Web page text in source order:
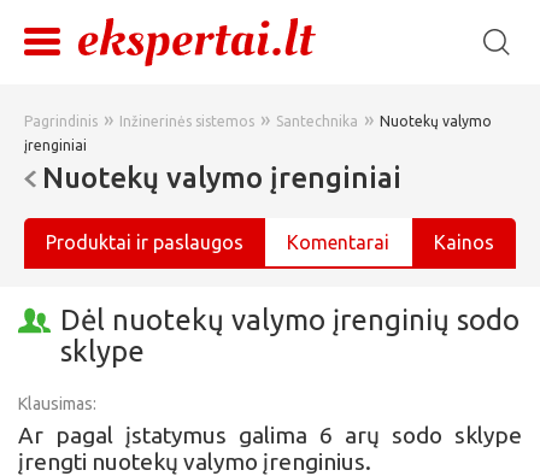
Pagrindinis » Inžinerinės sistemos » Santechnika » Nuotekų valymo
įrenginiai
Nuotekų valymo įrenginiai
Produktai ir paslaugos Komentarai Kainos
Dėl nuotekų valymo įrenginių sodo
sklype
Klausimas:
Ar pagal įstatymus galima 6 arų sodo sklype
įrengti nuotekų valymo įrenginius.